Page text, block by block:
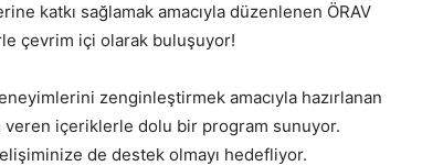
katkı sağlamak amacıyla düzenlenen ÖRAV
çevrim içi olarak buluşuyor!
zenginleştirmek amacıyla hazırlanan
veren içeriklerle dolu bir program sunuyor.
de destek olmayı hedefliyor.